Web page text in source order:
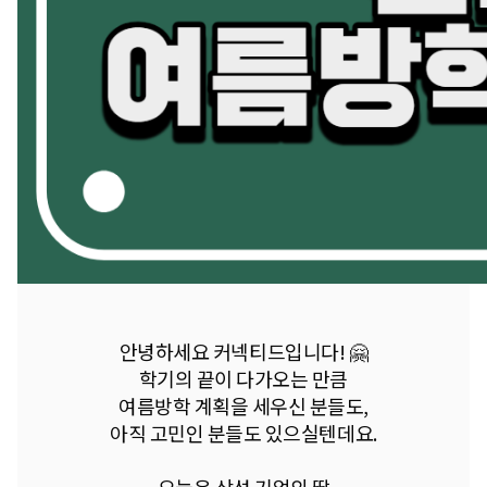
안녕하세요 커넥티드입니다! 🤗
학기의 끝이 다가오는 만큼
여름방학 계획을 세우신 분들도,
아직 고민인 분들도 있으실텐데요.